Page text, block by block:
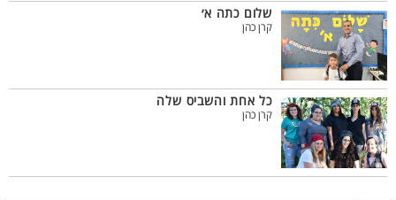
שלום כתה א׳
קרן כהן
כל אחת והשביס שלה
קרן כהן